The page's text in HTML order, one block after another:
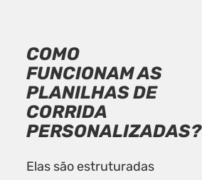
COMO
FUNCIONAM AS
PLANILHAS DE
CORRIDA
PERSONALIZADAS?
Elas são estruturadas